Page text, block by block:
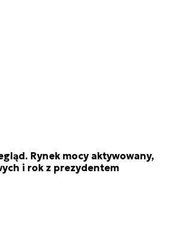
Rynek mocy aktywowany,
i rok z prezydentem